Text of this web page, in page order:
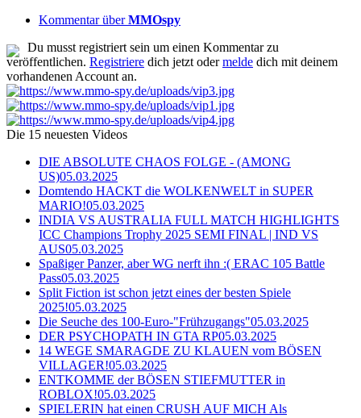
Kommentar überMMOspy
Du musst registriert sein um einen Kommentar zu
veröffentlichen. Registriere dich jetzt odermelde dich mit deinem
vorhandenen Account an.
Die 15 neuesten Videos
DIE ABSOLUTE CHAOS FOLGE - (AMONG
US)05.03.2025
Domtendo HACKT die WOLKENWELT in SUPER
MARIO!05.03.2025
INDIA VS AUSTRALIA FULL MATCH HIGHLIGHTS
ICC Champions Trophy 2025 SEMI FINAL | IND VS
AUS05.03.2025
Spaßiger Panzer, aber WG nerft ihn :( ERAC 105 Battle
Pass05.03.2025
Split Fiction ist schon jetzt eines der besten Spiele
2025!05.03.2025
Die Seuche des 100-Euro-"Frühzugangs"05.03.2025
DER PSYCHOPATH IN GTA RP05.03.2025
14 WEGE SMARAGDE ZU KLAUEN vom BÖSEN
VILLAGER!05.03.2025
ENTKOMME der BÖSEN STIEFMUTTER in
ROBLOX!05.03.2025
SPIELERIN hat einen CRUSH AUF MICH Als